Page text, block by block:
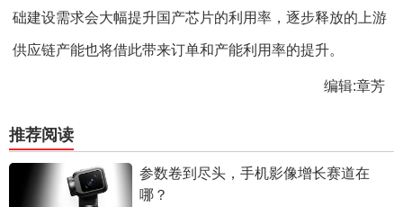
础建设需求会大幅提升国产芯片的利用率，逐步释放的上游
供应链产能也将借此带来订单和产能利用率的提升。
编辑:章芳
推荐阅读
参数卷到尽头，手机影像增长赛道在
哪？